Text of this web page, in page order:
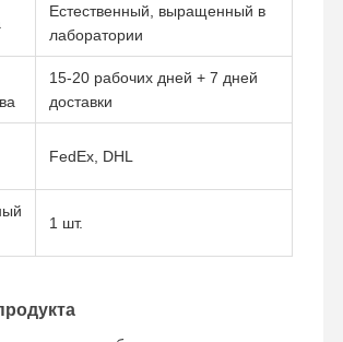
Естественный, выращенный в
лаборатории
15-20 рабочих дней + 7 дней
доставки
FedEx, DHL
1 шт.